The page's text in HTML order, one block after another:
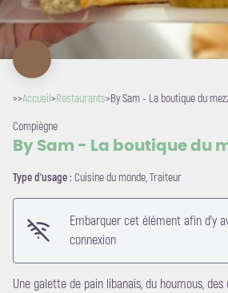
Voir
>>Accueil>Restaurants>By Sam - La boutique du
Compiègne
By Sam - La boutique du
Type d'usage : Cuisine du monde, Traiteur
Embarquer cet élément afin d'y
connexion
Une galette de pain libanais, du houmous,